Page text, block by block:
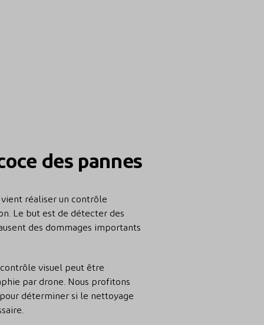
des pannes
réaliser un contrôle
Le but est de détecter des
des dommages importants
visuel peut être
par drone. Nous profitons
déterminer si le nettoyage